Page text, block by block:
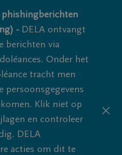
phishingberichten
- DELA ontvangt
berichten via
Onder het
tracht men
persoonsgegevens
Klik niet op
en controleer
DELA
acties om dit te